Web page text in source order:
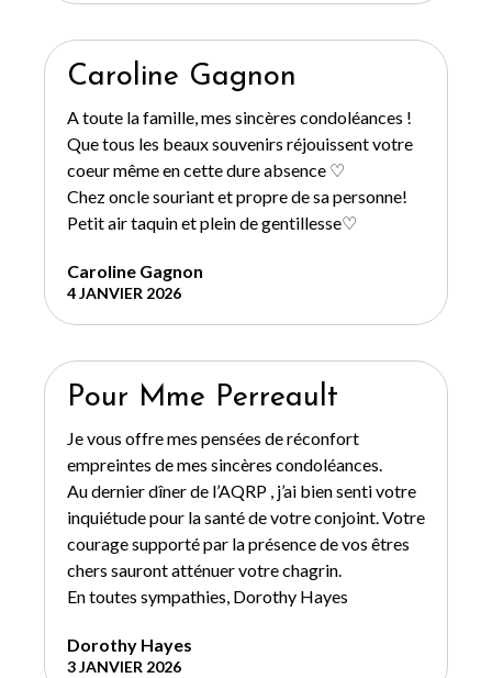
Caroline Gagnon
A toute la famille, mes sincères condoléances !
Que tous les beaux souvenirs réjouissent votre
coeur même en cette dure absence ♡
Chez oncle souriant et propre de sa personne!
Petit air taquin et plein de gentillesse♡
Caroline Gagnon
4 JANVIER 2026
Pour Mme Perreault
Je vous offre mes pensées de réconfort
empreintes de mes sincères condoléances.
Au dernier dîner de l’AQRP , j’ai bien senti votre
inquiétude pour la santé de votre conjoint. Votre
courage supporté par la présence de vos êtres
chers sauront atténuer votre chagrin.
En toutes sympathies, Dorothy Hayes
Dorothy Hayes
3 JANVIER 2026